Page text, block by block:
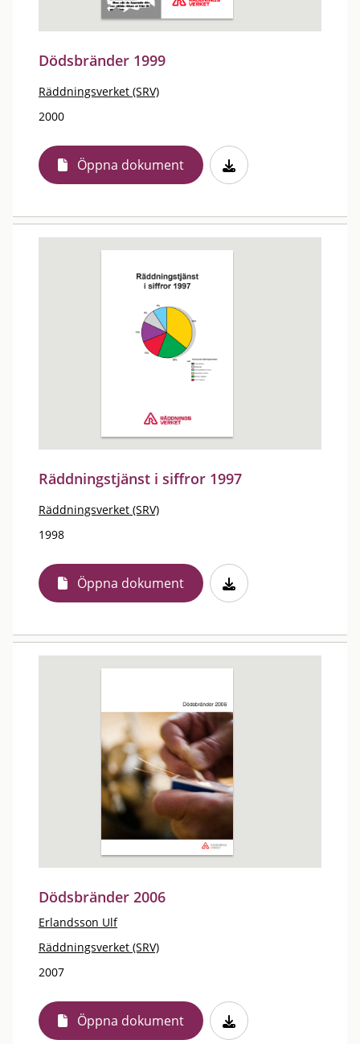
Dödsbränder 1999
Räddningsverket (SRV)
2000
Öppna dokument
Räddningstjänst i siffror 1997
Räddningsverket (SRV)
1998
Öppna dokument
Dödsbränder 2006
Erlandsson Ulf
Räddningsverket (SRV)
2007
Öppna dokument